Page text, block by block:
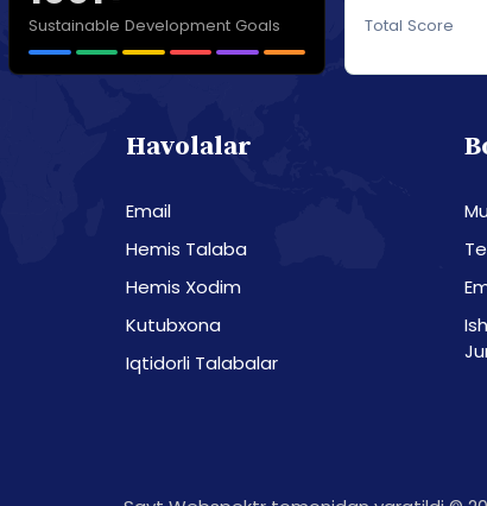
Sustainable Development Goals Total Score
Havolalar
Email
Hemis Talaba
Hemis Xodim
Kutubxona
Iqtidorli Talabalar